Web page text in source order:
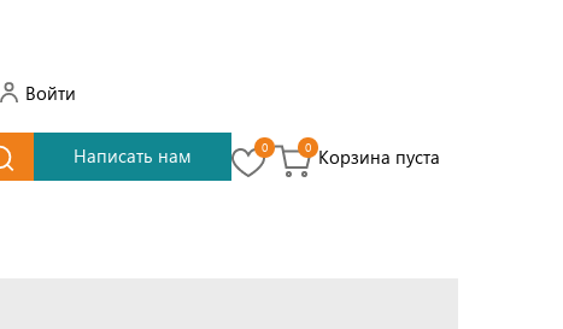
Войти
Написать нам 0 0 Корзина пуста